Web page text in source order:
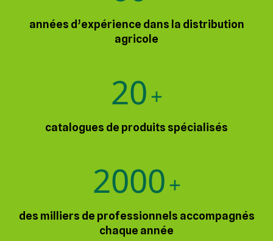
années d’expérience dans la distribution
agricole
20+
catalogues de produits spécialisés
2000+
des milliers de professionnels accompagnés
chaque année